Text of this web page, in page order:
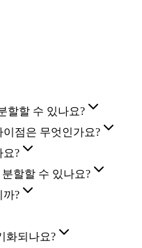
할할 수 있나요?
점은 무엇인가요?
요?
할할 수 있나요?
까?
화되나요?